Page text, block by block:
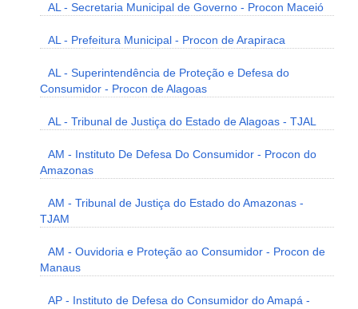
AL - Secretaria Municipal de Governo - Procon Maceió
AL - Prefeitura Municipal - Procon de Arapiraca
AL - Superintendência de Proteção e Defesa do
Consumidor - Procon de Alagoas
AL - Tribunal de Justiça do Estado de Alagoas - TJAL
AM - Instituto De Defesa Do Consumidor - Procon do
Amazonas
AM - Tribunal de Justiça do Estado do Amazonas -
TJAM
AM - Ouvidoria e Proteção ao Consumidor - Procon de
Manaus
AP - Instituto de Defesa do Consumidor do Amapá -